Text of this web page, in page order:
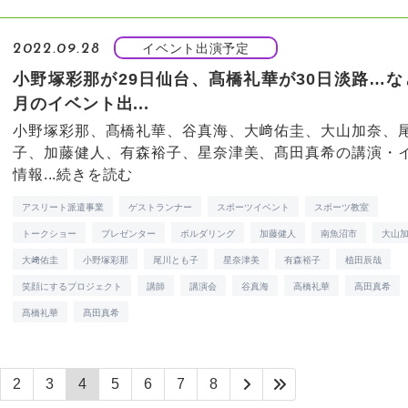
2022.09.28 イベント出演予定
小野塚彩那が29日仙台、髙橋礼華が30日淡路…な
月のイベント出...
小野塚彩那、髙橋礼華、谷真海、大﨑佑圭、大山加奈、
子、加藤健人、有森裕子、星奈津美、髙田真希の講演・
情報...続きを読む
アスリート派遣事業 ゲストランナー スポーツイベント スポーツ教室
トークショー プレゼンター ボルダリング 加藤健人 南魚沼市 大山
大﨑佑圭 小野塚彩那 尾川とも子 星奈津美 有森裕子 植田辰哉
笑顔にするプロジェクト 講師 講演会 谷真海 高橋礼華 高田真希
髙橋礼華 髙田真希
2 3 4 5 6 7 8